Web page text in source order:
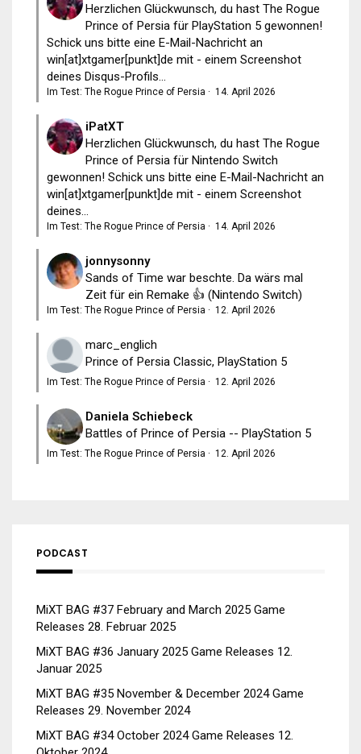
Herzlichen Glückwunsch, du hast The Rogue
Prince of Persia für PlayStation 5 gewonnen!
Schick uns bitte eine E-Mail-Nachricht an
win[at]xtgamer[punkt]de mit - einem Screenshot
deines Disqus-Profils...
Im Test: The Rogue Prince of Persia · 14. April 2026
iPatXT
Herzlichen Glückwunsch, du hast The Rogue
Prince of Persia für Nintendo Switch
gewonnen! Schick uns bitte eine E-Mail-Nachricht an
win[at]xtgamer[punkt]de mit - einem Screenshot
deines...
Im Test: The Rogue Prince of Persia · 14. April 2026
jonnysonny
Sands of Time war beschte. Da wärs mal
Zeit für ein Remake 👍 (Nintendo Switch)
Im Test: The Rogue Prince of Persia · 12. April 2026
marc_englich
Prince of Persia Classic, PlayStation 5
Im Test: The Rogue Prince of Persia · 12. April 2026
Daniela Schiebeck
Battles of Prince of Persia -- PlayStation 5
Im Test: The Rogue Prince of Persia · 12. April 2026
PODCAST
MiXT BAG #37 February and March 2025 Game
Releases 28. Februar 2025
MiXT BAG #36 January 2025 Game Releases 12.
Januar 2025
MiXT BAG #35 November & December 2024 Game
Releases 29. November 2024
MiXT BAG #34 October 2024 Game Releases 12.